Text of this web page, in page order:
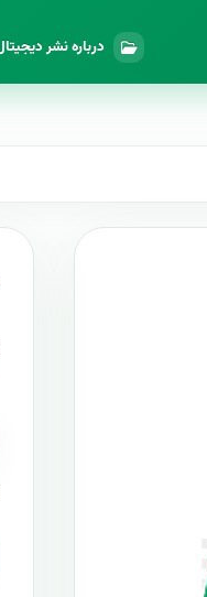
درباره نشر